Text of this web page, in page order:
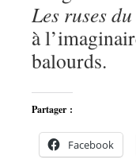
Les ruses
à
balourds.
Partager :
Facebook